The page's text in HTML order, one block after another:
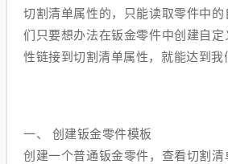
切割清单属性的，只能读取零件中
们只要想办法在钣金零件中创建自
性链接到切割清单属性，就能达到我
一、 创建钣金零件模板
创建一个普通钣金零件，查看切割